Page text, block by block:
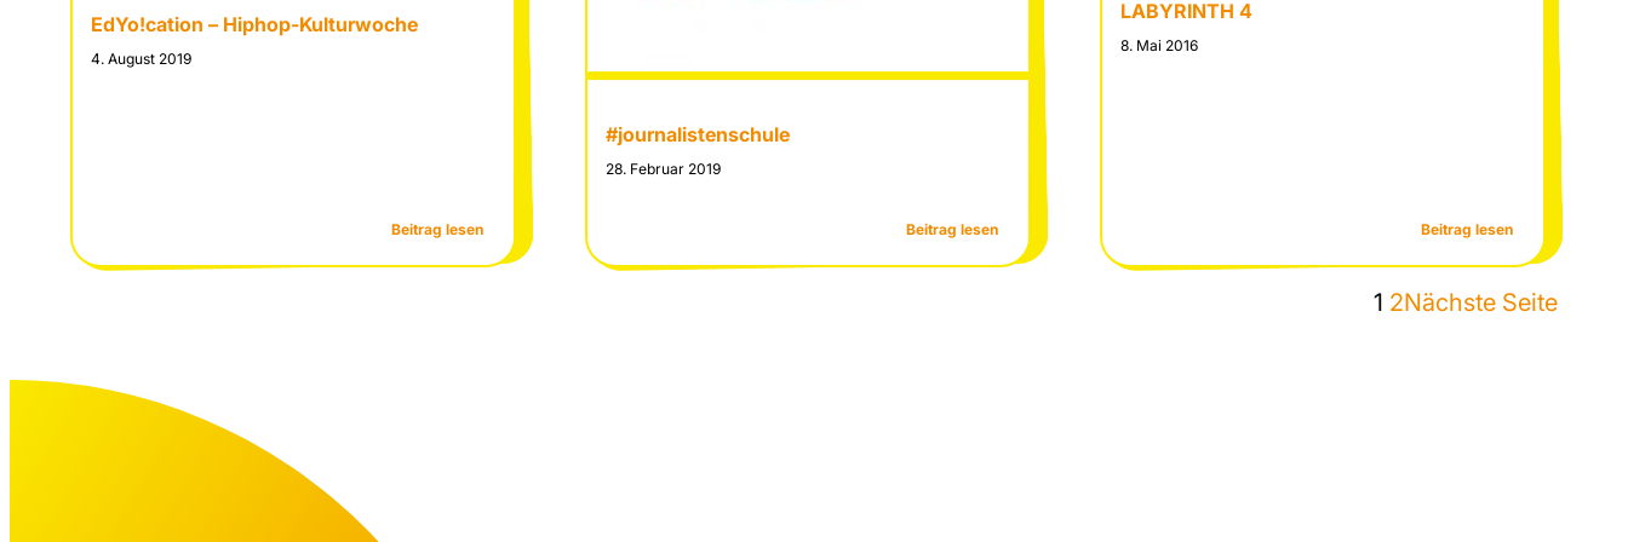
EdYo!cation – Hiphop-Kulturwoche
4. August 2019
Beitrag lesen:
EdYo!cation
#journalistenschule
28. Februar 2019
Beitrag lesen:
#journalistenschule
LABYRINTH 4
8. Mai 2016
Beitrag lesen:
Ott-
Goebel-
1 2Nächste Seite